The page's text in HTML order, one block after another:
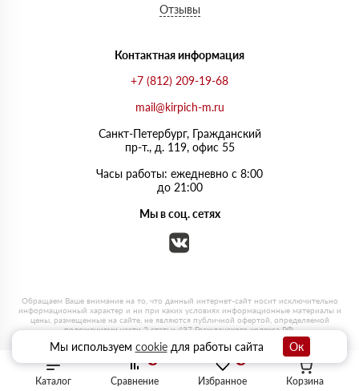
Каталог Избранное
Сравнение Корзина
Отзывы
Контактная информация
+7 (812) 209-19-68
mail@kirpich-m.ru
Санкт-Петербург, Граждaнский
пр-т., д. 119, офис 55
Часы работы: ежедневно с 8:00
до 21:00
Мы в соц. сетях
Мы используем cookieдля работы сайта Ок